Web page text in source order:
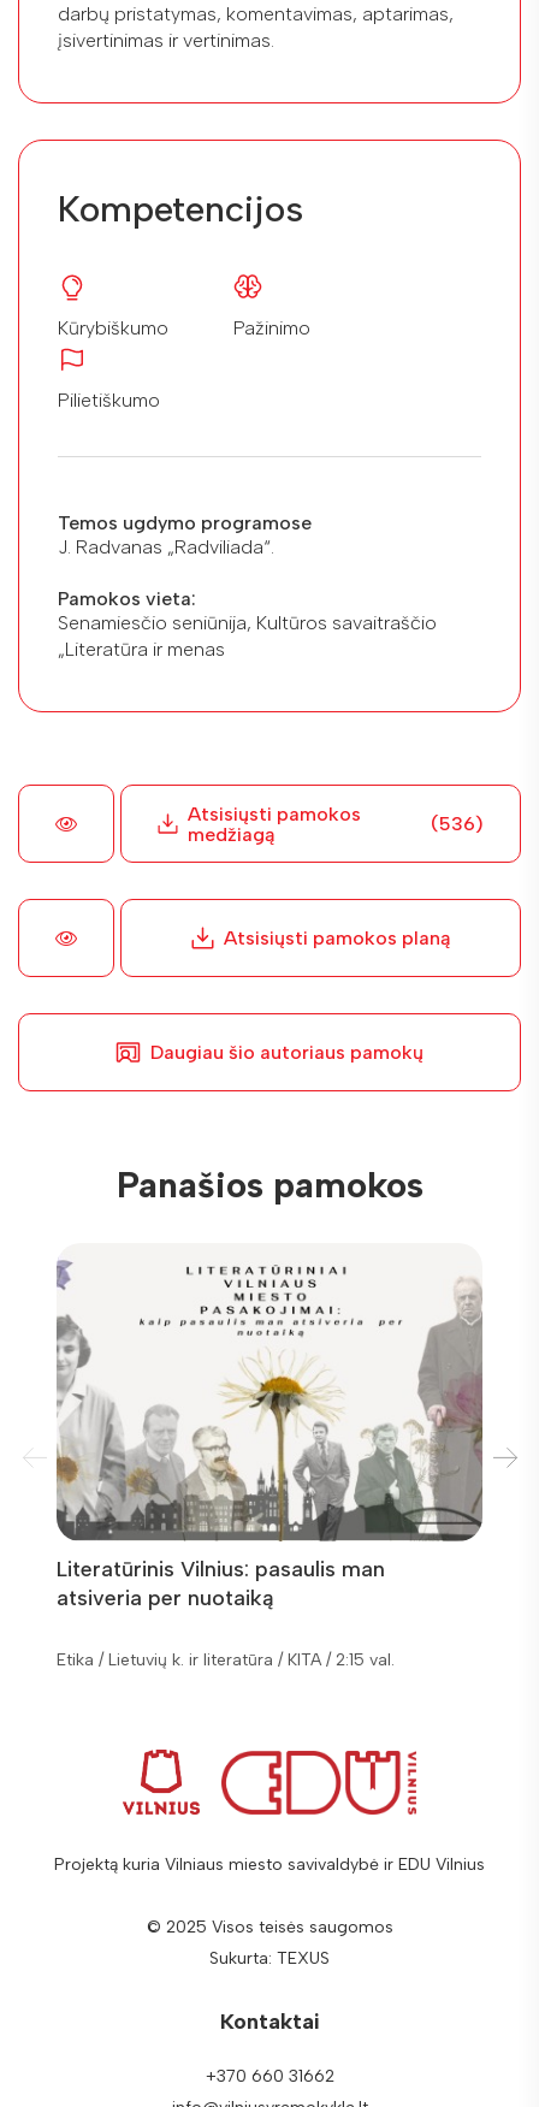
darbų pristatymas, komentavimas, aptarimas,
įsivertinimas ir vertinimas.
Kompetencijos
Kūrybiškumo Pažinimo
Pilietiškumo
Temos ugdymo programose
J. Radvanas „Radviliada“.
Pamokos vieta:
Senamiesčio seniūnija, Kultūros savaitraščio
„Literatūra ir menas
Atsisiųsti pamokos
medžiagą
(536)
Atsisiųsti pamokos planą
Daugiau šio autoriaus pamokų
Panašios pamokos
Literatūrinis Vilnius: pasaulis man
atsiveria per nuotaiką
Etika / Lietuvių k. ir literatūra / KITA / 2:15 val.
Projektą kuria Vilniaus miesto savivaldybė ir EDU Vilnius
© 2025 Visos teisės saugomos
Sukurta: TEXUS
Kontaktai
+370 660 31662